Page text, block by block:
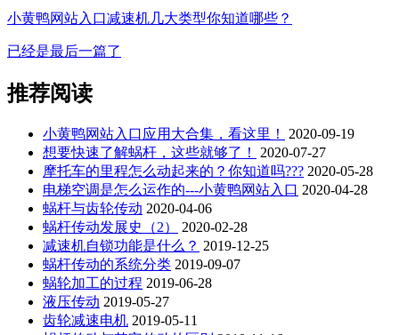
小黄鸭网站入口减速机几大类型你知道哪些？
已经是最后一篇了
推荐阅读
小黄鸭网站入口应用大合集，看这里！
2020-09-19
想要快速了解蜗杆，这些就够了！
2020-07-27
摩托车的里程怎么动起来的？你知道吗??? 2020-05-28
电梯空调是怎么运作的---小黄鸭网站入口 2020-04-28
蜗杆与齿轮传动 2020-04-06
蜗杆传动发展史（2）
2020-02-28
减速机自锁功能是什么？ 2019-12-25
蜗杆传动的系统分类 2019-09-07
蜗轮加工的过程 2019-06-28
液压传动 2019-05-27
齿轮减速电机 2019-05-11